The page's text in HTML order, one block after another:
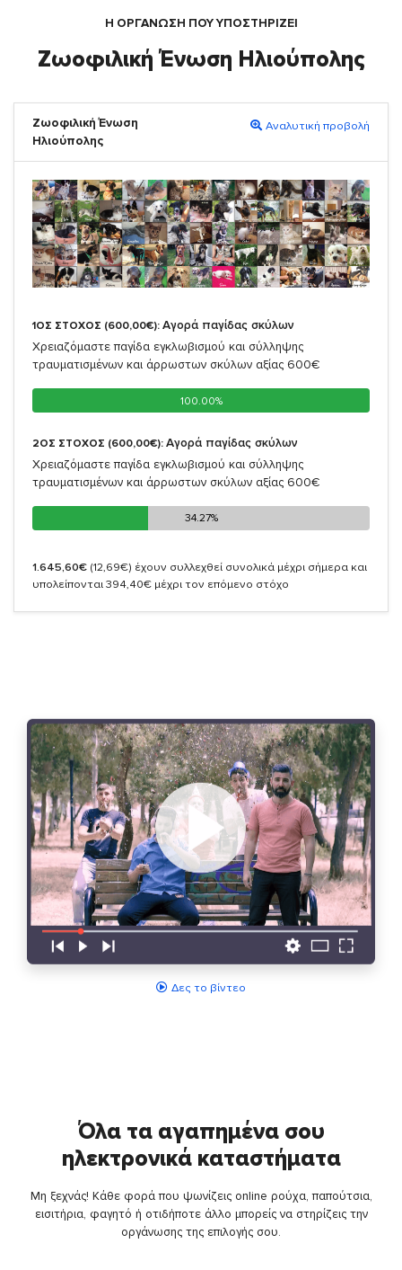
Η ΟΡΓΆΝΩΣΗ ΠΟΥ ΥΠΟΣΤΗΡΙΖΕΙ
Ζωοφιλική Ένωση Ηλιούπολης
Ζωοφιλική Ένωση
Ηλιούπολης
Αναλυτική προβολή
1ΟΣ ΣΤΟΧΟΣ (600,00€): Αγορά παγίδας σκύλων
Χρειαζόμαστε παγίδα εγκλωβισμού και σύλληψης
τραυματισμένων και άρρωστων σκύλων αξίας 600€
100.00%
100.00%
2ΟΣ ΣΤΟΧΟΣ (600,00€): Αγορά παγίδας σκύλων
Χρειαζόμαστε παγίδα εγκλωβισμού και σύλληψης
τραυματισμένων και άρρωστων σκύλων αξίας 600€
34.27%
34.27%
1.645,60€ (12,69€) έχουν συλλεχθεί συνολικά μέχρι σήμερα και
υπολείπονται 394,40€ μέχρι τον επόμενο στόχο
Δες το βίντεο
Όλα τα αγαπημένα σου
ηλεκτρονικά καταστήματα
Μη ξεχνάς! Κάθε φορά που ψωνίζεις online ρούχα, παπούτσια,
εισιτήρια, φαγητό ή οτιδήποτε άλλο μπορείς να στηρίζεις την
οργάνωσης της επιλογής σου.